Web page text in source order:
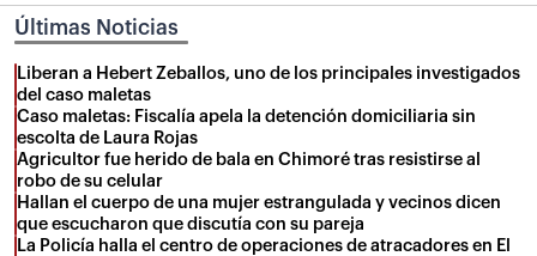
Últimas Noticias
Liberan a Hebert Zeballos, uno de los principales investigados
del caso maletas
Caso maletas: Fiscalía apela la detención domiciliaria sin
escolta de Laura Rojas
Agricultor fue herido de bala en Chimoré tras resistirse al
robo de su celular
Hallan el cuerpo de una mujer estrangulada y vecinos dicen
que escucharon que discutía con su pareja
La Policía halla el centro de operaciones de atracadores en El